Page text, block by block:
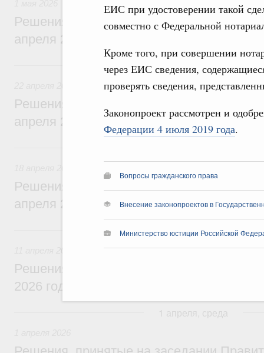
ЕИС при удостоверении такой
совместно с Федеральной
Кроме того, при совершении
через ЕИС сведения,
проверять сведения,
Законопроект рассмотрен и
Федерации 4 июля 2019 года.
Вопросы гражданского права
Внесение законопроектов в
Министерство юстиции Российской
Решения, принятые на заседании
апреля 2026 года
22 апреля, среда
Решения, принятые на заседании
апреля 2026 года
Решения, принятые на заседании
апреля 2026 года
11 апреля, суббота
Решения, принятые на заседании
2026 года